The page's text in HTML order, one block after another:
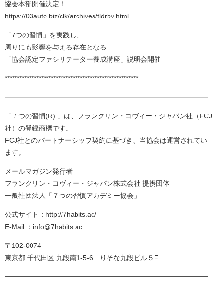
協会本部開催決定！
https://03auto.biz/clk/archives/tldrbv.html
「7つの習慣」を実践し、
周りにも影響を与える存在となる
「協会認定ファシリテーター養成講座」説明会開催
*******************************************************
━━━━━━━━━━━━━━━━━━━━━━━━━━━━━━
「７つの習慣(R) 」は、フランクリン・コヴィー・ジャパン社（FCJ
社）の登録商標です。
FCJ社とのパートナーシップ契約に基づき、当協会は運営されてい
ます。
メールマガジン発行者
フランクリン・コヴィー・ジャパン株式会社 提携団体
一般社団法人「７つの習慣アカデミー協会」
公式サイト：http://7habits.ac/
E-Mail ：info@7habits.ac
〒102-0074
東京都 千代田区 九段南1-5-6 りそな九段ビル５F
━━━━━━━━━━━━━━━━━━━━━━━━━━━━━━